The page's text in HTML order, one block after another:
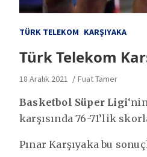
TÜRK TELEKOM KARŞIYAKA
Türk Telekom
18 Aralık 2021 Fuat Tamer
Basketbol Süper Ligi
karşısında 76-71’lik
Pınar Karşıyaka bu